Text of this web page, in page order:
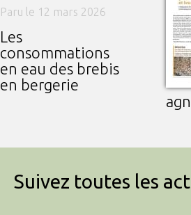
Paru le 12 mars 2026
Les
consommations
en eau des brebis
en bergerie
Suivez toutes les